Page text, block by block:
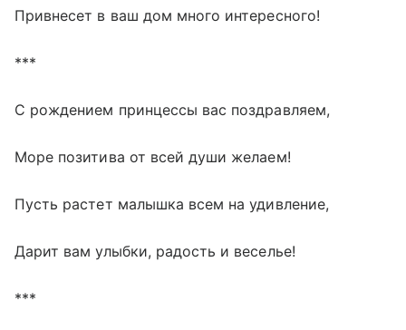
Привнесет в ваш дом много интересного!
***
С рождением принцессы вас поздравляем,
Море позитива от всей души желаем!
Пусть растет малышка всем на удивление,
Дарит вам улыбки, радость и веселье!
***